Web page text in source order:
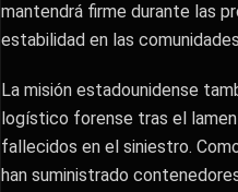
mantendrá firme durante las
estabilidad en las
​La misión estadounidense
logístico forense tras el
fallecidos en el siniestro.
han suministrado